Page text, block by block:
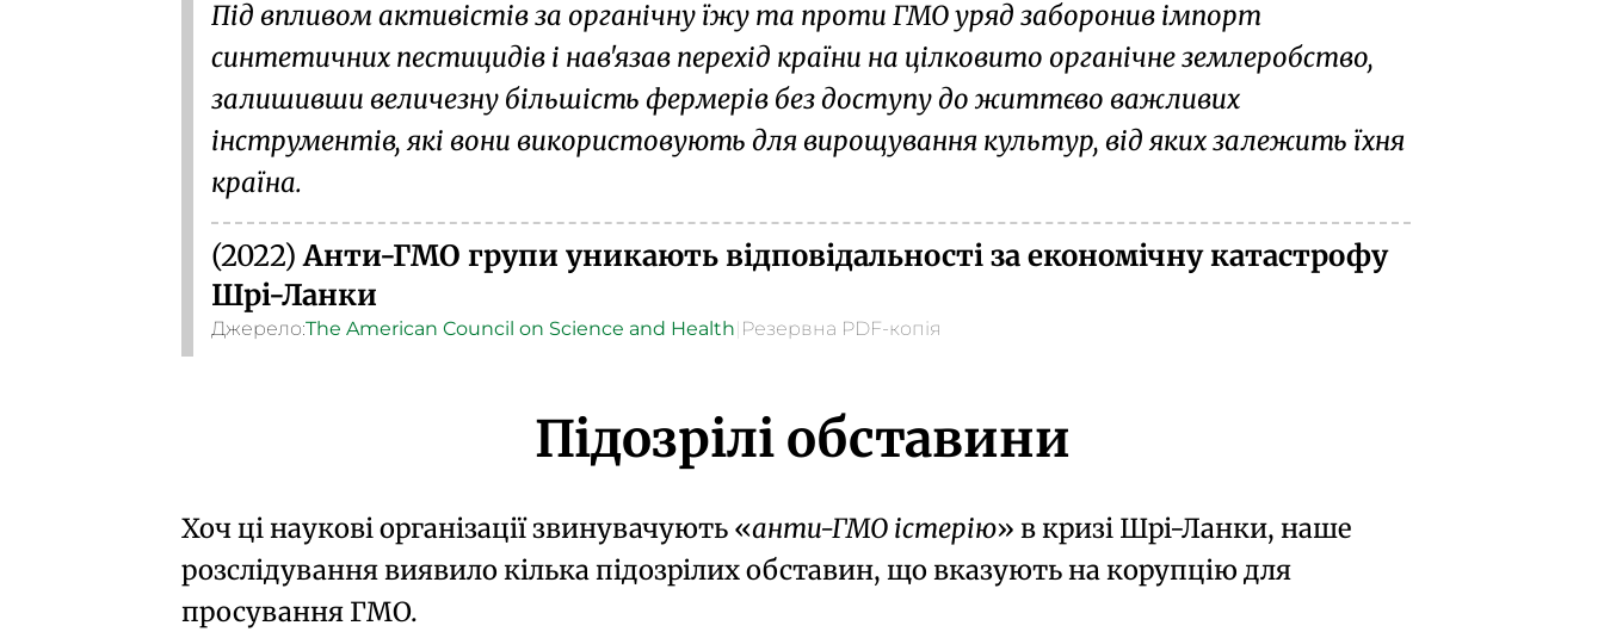
Під впливом активістів за органічну їжу та проти ГМО уряд заборонив імпорт
синтетичних пестицидів і нав'язав перехід країни на цілковито органічне землеробство,
залишивши величезну більшість фермерів без доступу до життєво важливих
інструментів, які вони використовують для вирощування культур, від яких залежить їхня
країна.
(2022)Анти-ГМО групи уникають відповідальності за економічну катастрофу
Шрі-Ланки
Джерело:The American Council on Science and Health| Резервна PDF-копія
Підозрілі обставини
Хоч ці наукові організації звинувачують анти-ГМО істерію
в кризі Шрі-Ланки, наше
розслідування виявило кілька підозрілих обставин, що вказують на корупцію для
просування ГМО.